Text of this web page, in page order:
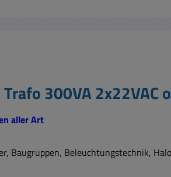
300VA 2x22VAC
aller Art
Baugruppen, Beleuchtungstechnik,